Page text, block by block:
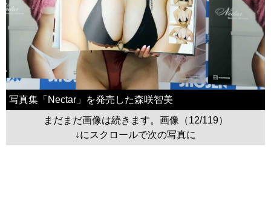
写真集「Nectar」を発売した森咲智美
まだまだ画像は続きます。画像（12/119）
↓にスクロールで次の写真に